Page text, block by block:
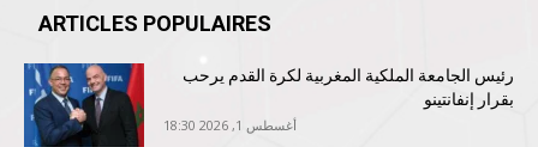
ARTICLES POPULAIRES
رئيس الجامعة الملكية المغربية لكرة القدم يرحب
بقرار إنفانتينو
أغسطس 1, 2026 18:30